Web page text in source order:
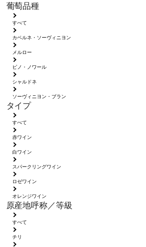
葡萄品種
すべて
カベルネ・ソーヴィニヨン
メルロー
ピノ・ノワール
シャルドネ
ソーヴィニヨン・ブラン
タイプ
すべて
赤ワイン
白ワイン
スパークリングワイン
ロゼワイン
オレンジワイン
原産地呼称／等級
すべて
チリ